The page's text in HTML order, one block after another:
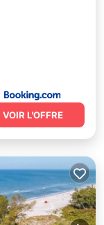
VOIR L’OFFRE